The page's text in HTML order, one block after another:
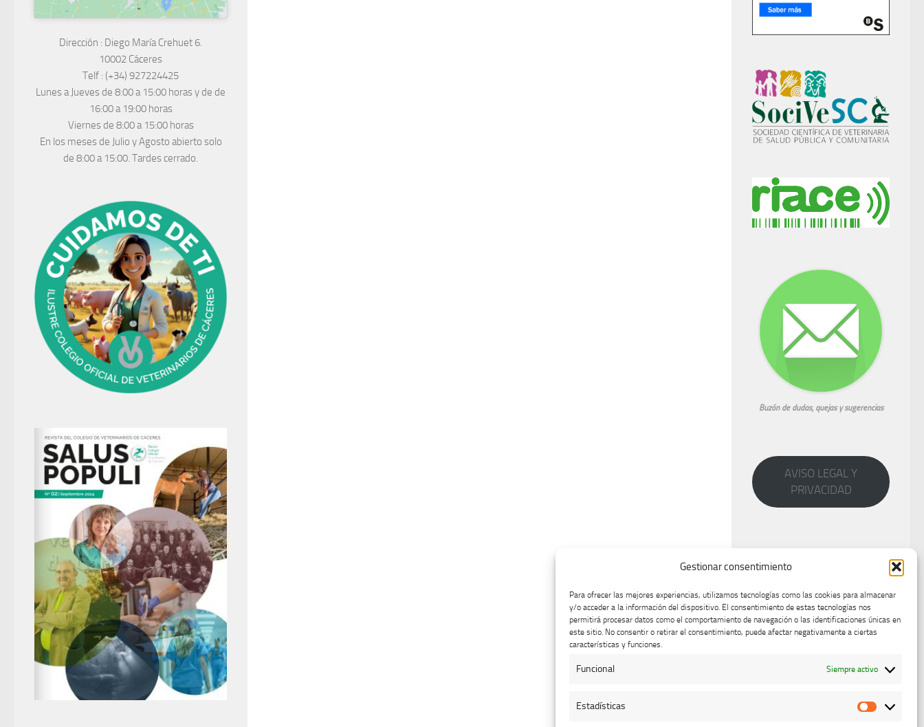
Gestionar consentimiento
Para ofrecer las mejores experiencias, utilizamos tecnologías como las cookies para almacenar
y/o acceder a la información del dispositivo. El consentimiento de estas tecnologías nos
permitirá procesar datos como el comportamiento de navegación o las identificaciones únicas en
este sitio. No consentir o retirar el consentimiento, puede afectar negativamente a ciertas
características y funciones.
Funcional Siempre activo
Estadísticas
Dirección : Diego María Crehuet 6.
10002 Cáceres
Telf : (+34) 927224425
Lunes a Jueves de 8:00 a 15:00 horas y de de
16:00 a 19:00 horas
Viernes de 8:00 a 15:00 horas
En los meses de Julio y Agosto abierto solo
de 8:00 a 15:00. Tardes cerrado.
Buzón de dudas, quejas y sugerencias
AVISO LEGAL Y
PRIVACIDAD